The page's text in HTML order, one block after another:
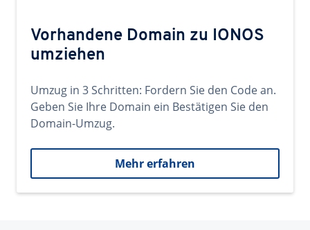
Vorhandene Domain zu IONOS
umziehen
Umzug in 3 Schritten: Fordern Sie den Code an.
Geben Sie Ihre Domain ein Bestätigen Sie den
Domain-Umzug.
Mehr erfahren